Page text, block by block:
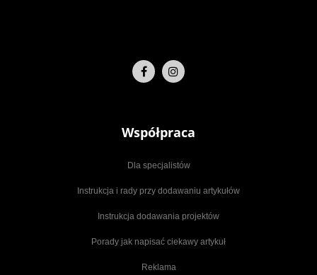
Współpraca
Dla specjalistów
Instrukcja i rady przy dodawaniu artykułów
Instrukcja dodawania projektów
Porady jak napisać ciekawy artykuł
Reklama